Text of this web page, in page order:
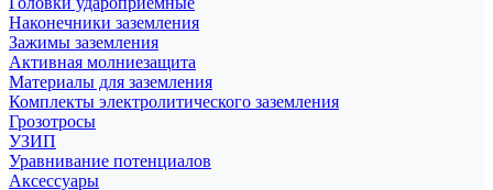
Наконечники заземления
Зажимы заземления
Активная молниезащита
Материалы для заземления
Комплекты электролитического заземления
Грозотросы
УЗИП
Уравнивание потенциалов
Аксессуары